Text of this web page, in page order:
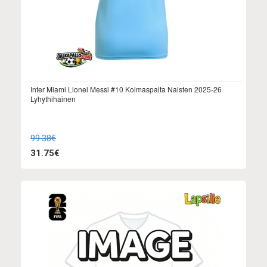
Inter Miami Lionel Messi #10 Kolmaspaita Naisten 2025-26
Lyhythihainen
99.38€
31.75€